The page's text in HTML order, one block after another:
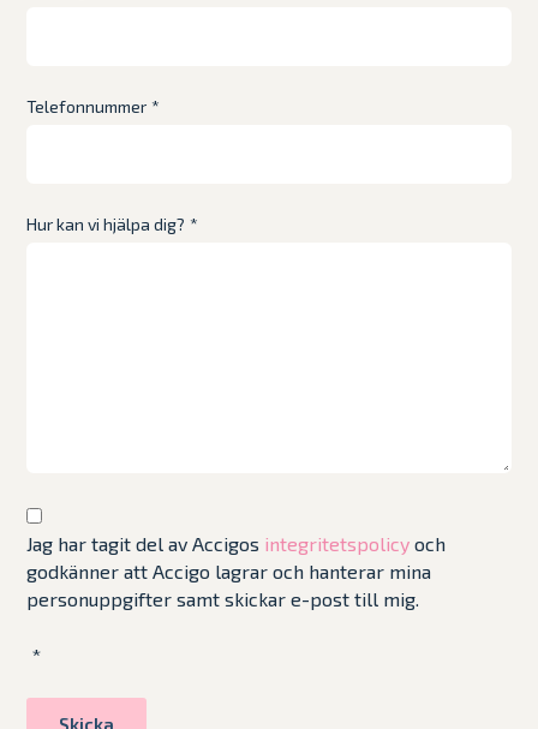
Telefonnummer *
Hur kan vi hjälpa dig? *
Jag har tagit del av Accigos integritetspolicy och
godkänner att Accigo lagrar och hanterar mina
personuppgifter samt skickar e-post till mig.
*